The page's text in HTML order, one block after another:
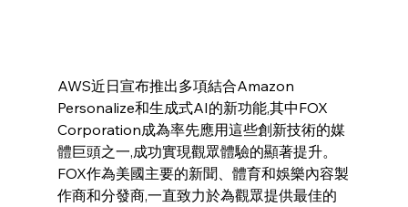
AWS近日宣布推出多項結合Amazon
Personalize和生成式AI的新功能,其中FOX
Corporation成為率先應用這些創新技術的媒
體巨頭之一,成功實現觀眾體驗的顯著提升。
FOX作為美國主要的新聞、體育和娛樂內容製
作商和分發商,一直致力於為觀眾提供最佳的